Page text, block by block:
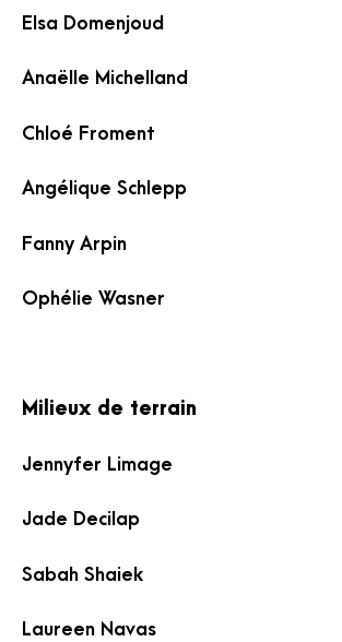
Elsa Domenjoud
Anaëlle Michelland
Chloé Froment
Angélique Schlepp
Fanny Arpin
Ophélie Wasner
Milieux de terrain
Jennyfer Limage
Jade Decilap
Sabah Shaiek
Laureen Navas